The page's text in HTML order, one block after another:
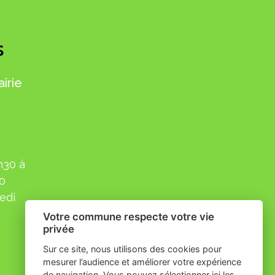
à
Votre commune respecte votre vie
privée
Sur ce site, nous utilisons des cookies pour
mesurer l’audience et améliorer votre expérience